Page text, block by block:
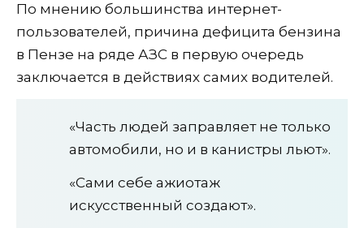
По мнению большинства интернет-
пользователей, причина дефицита бензина
в Пензе на ряде АЗС в первую очередь
заключается в действиях самих водителей.
«Часть людей заправляет не только
автомобили, но и в канистры льют».
«Сами себе ажиотаж
искусственный создают».